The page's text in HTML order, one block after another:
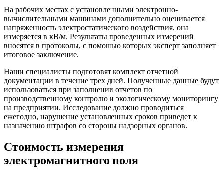
На рабочих местах с установленными электронно-
вычислительными машинами дополнительно оценивается
напряженность электростатического воздействия, она
измеряется в кВ/м. Результаты проведенных измерений
вносятся в протоколы, с помощью которых эксперт заполняет
итоговое заключение.
Наши специалисты подготовят комплект отчетной
документации в течение трех дней. Полученные данные будут
использоваться при заполнении отчетов по
производственному контролю и экологическому мониторингу
на предприятии. Исследование должно проводиться
ежегодно, нарушение установленных сроков приведет к
назначению штрафов со стороны надзорных органов.
Стоимость измерения
электромагнитного поля